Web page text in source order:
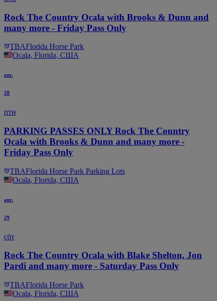
Rock The Country Ocala with Brooks & Dunn and
many more - Friday Pass Only
TBAFlorida Horse Park
Ocala, Florida, США
авг.
28
птн
PARKING PASSES ONLY Rock The Country
Ocala with Brooks & Dunn and many more -
Friday Pass Only
TBAFlorida Horse Park Parking Lots
Ocala, Florida, США
авг.
29
сбт
Rock The Country Ocala with Blake Shelton, Jon
Pardi and many more - Saturday Pass Only
TBAFlorida Horse Park
Ocala, Florida, США